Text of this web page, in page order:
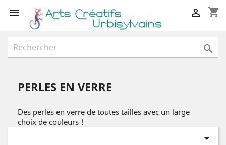
 shopping_cart


PERLES EN VERRE
Des perles en verre de toutes tailles avec un large
choix de couleurs !
